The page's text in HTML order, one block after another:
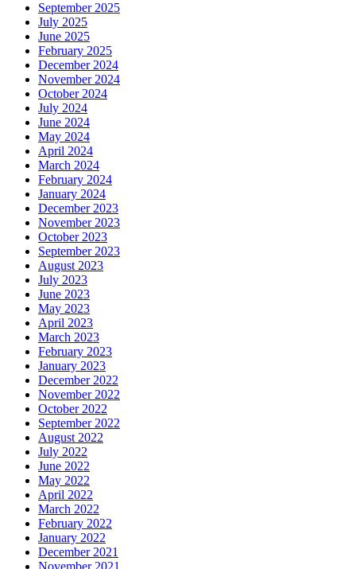
September 2025
July 2025
June 2025
February 2025
December 2024
November 2024
October 2024
July 2024
June 2024
May 2024
April 2024
March 2024
February 2024
January 2024
December 2023
November 2023
October 2023
September 2023
August 2023
July 2023
June 2023
May 2023
April 2023
March 2023
February 2023
January 2023
December 2022
November 2022
October 2022
September 2022
August 2022
July 2022
June 2022
May 2022
April 2022
March 2022
February 2022
January 2022
December 2021